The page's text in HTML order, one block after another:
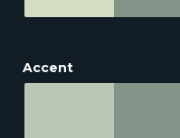
Accent